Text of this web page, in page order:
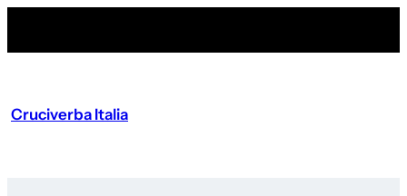
Cruciverba Italia